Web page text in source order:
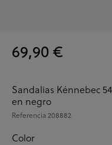
69,90 €
Sandalias Kénnebec
en negro
Referencia208882
Color